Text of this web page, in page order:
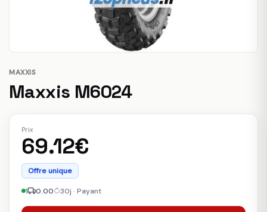
MAXXIS
Maxxis M6024
Prix
69.12€
Offre unique
1 0.00 30j · Payant